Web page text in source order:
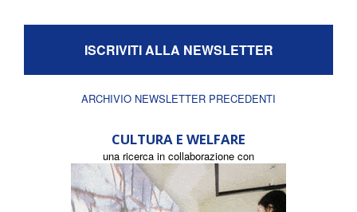
ISCRIVITI ALLA NEWSLETTER
ARCHIVIO NEWSLETTER PRECEDENTI
CULTURA E WELFARE
una ricerca in collaborazione con